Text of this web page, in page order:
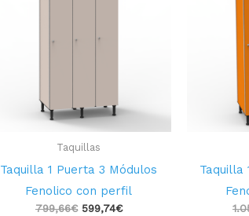
Taquillas
Taquilla 1 Puerta 3 Módulos
Fenolico con perfil
799,66€ 599,74€
Taquilla